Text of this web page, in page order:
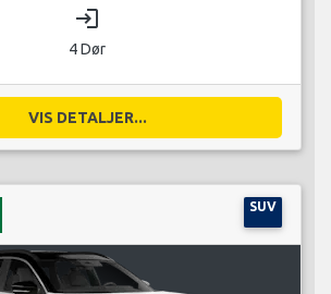
login
4 Dør
VIS DETALJER...
SUV